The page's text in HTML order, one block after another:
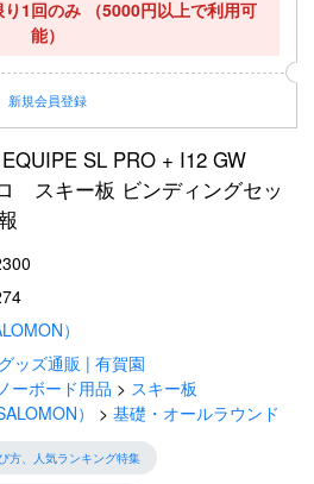
1回のみ
（5000円以上で利用可
能）
新規会員登録
SL PRO + I12 GW
スキー板 ビンディングセッ
）
ッズ通販 | 有賀園
ーボード用品
スキー板
）
基礎・オールラウンド
方、人気ランキング特集